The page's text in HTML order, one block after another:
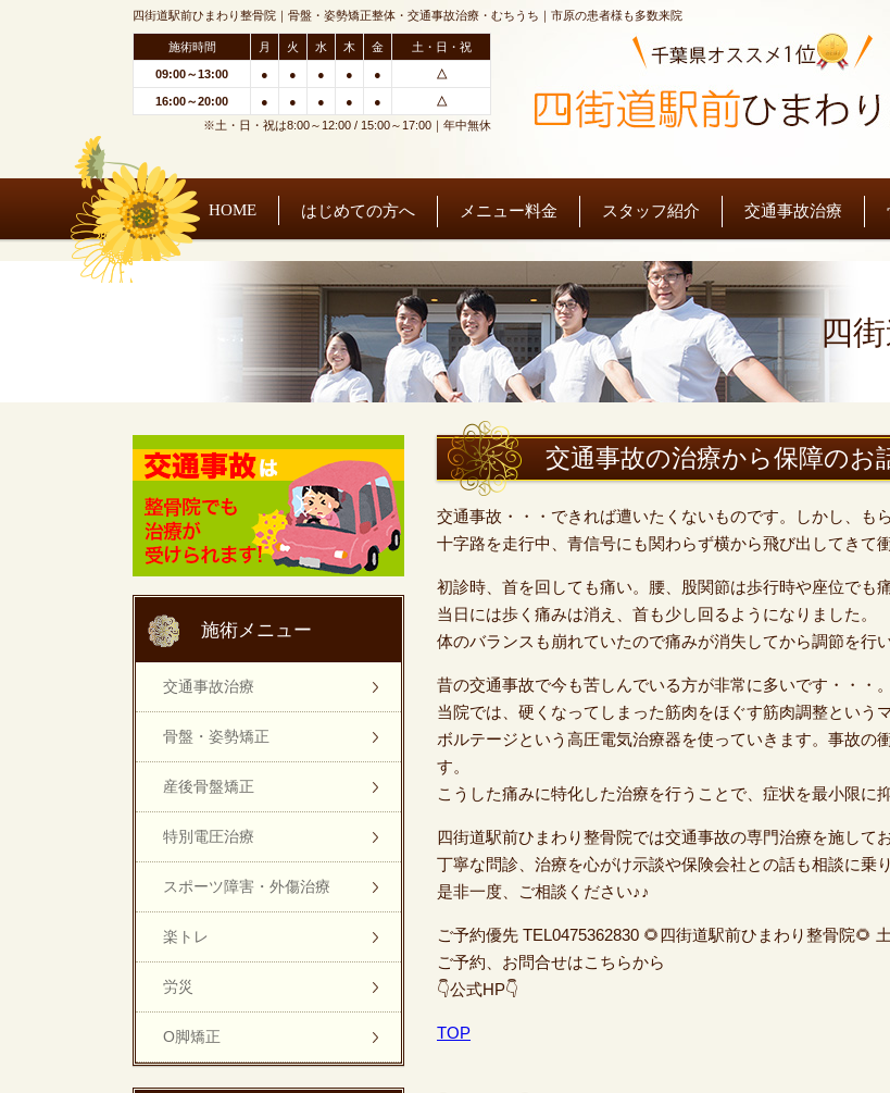
四街道駅前ひまわり整骨院｜骨盤・姿勢矯正整体・交通事故治療・むちうち｜市原の患者様も多数来院
施術時間 月 火 水 木 金 土・日・祝
09:00～13:00 ● ● ● ● ● △
16:00～20:00 ● ● ● ● ●
△
※土・日・祝は8:00～12:00 / 15:00～17:00｜年中無休
HOME はじめての方へ メニュー料金 スタッフ紹介 交通事故治療
四
交通事故の治療から保障のお
交通事故・・・できれば遭いたくないものです。しかし、も
十字路を走行中、青信号にも関わらず横から飛び出してきて
初診時、首を回しても痛い。腰、股関節は歩行時や座位でも
当日には歩く痛みは消え、首も少し回るようになりました。
体のバランスも崩れていたので痛みが消失してから調節を行
昔の交通事故で今も苦しんでいる方が非常に多いです・・・
当院では、硬くなってしまった筋肉をほぐす筋肉調整という
ボルテージという高圧電気治療器を使っていきます。事故の
す。
こうした痛みに特化した治療を行うことで、症状を最小限に
四街道駅前ひまわり整骨院では交通事故の専門治療を施してお
丁寧な問診、治療を心がけ示談や保険会社との話も相談に乗
是非一度、ご相談ください♪♪
ご予約優先 TEL0475362830 🌻四街道駅前ひまわり整骨院🌻
ご予約、お問合せはこちらから
👇公式HP👇
TOP
施術メニュー
交通事故治療
骨盤・姿勢矯正
産後骨盤矯正
特別電圧治療
スポーツ障害・外傷治療
楽トレ
労災
O脚矯正